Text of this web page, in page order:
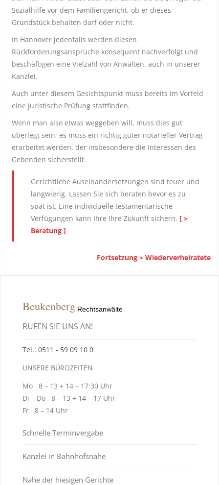
Sozialhilfe vor dem Familiengericht, ob er dieses
Grundstück behalten darf oder nicht.
In Hannover jedenfalls werden diesen
Rückforderungsansprüche konsequent nachverfolgt und
beschäftigen eine Vielzahl von Anwälten, auch in unserer
Kanzlei.
Auch unter diesem Gesichtspunkt muss bereits im Vorfeld
eine juristische Prüfung stattfinden.
Wenn man also etwas weggeben will, muss dies gut
überlegt sein; es muss ein richtig guter notarieller Vertrag
erarbeitet werden, der insbesondere die Interessen des
Gebenden sicherstellt.
Gerichtliche Auseinandersetzungen sind teuer und
langwierig. Lassen Sie sich beraten bevor es zu
spät ist. Eine individuelle testamentarische
Verfügungen kann Ihre Ihre Zukunft sichern. [ >
Beratung ]
Fortsetzung > Wiederverheiratete
Beukenberg Rechtsanwälte
RUFEN SIE UNS AN!
Tel.: 0511 ‑ 59 09 10 0
UNSERE BÜROZEITEN
Mo 8 – 13 + 14 – 17:30 Uhr
Di – Do 8 – 13 + 14 – 17 Uhr
Fr 8 – 14 Uhr
Schnelle Terminvergabe
Kanzlei in Bahnhofsnähe
Nahe der hiesigen Gerichte